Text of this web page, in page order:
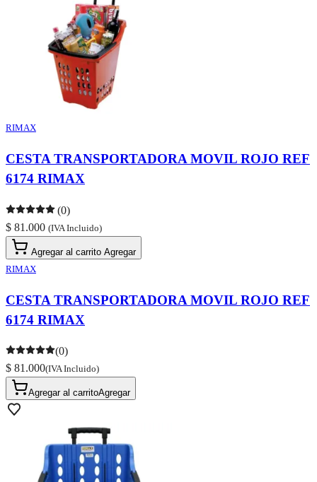
RIMAX
CESTA TRANSPORTADORA MOVIL ROJO REF
6174 RIMAX
(0)
$ 81.000 (IVA Incluido)
Agregar al carrito Agregar
RIMAX
CESTA TRANSPORTADORA MOVIL ROJO REF
6174 RIMAX
(0)
$ 81.000(IVA Incluido)
Agregar al carritoAgregar